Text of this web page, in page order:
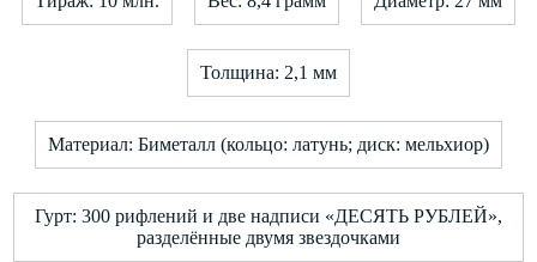
Толщина: 2,1 мм
Материал: Биметалл (кольцо: латунь; диск: мельхиор)
Гурт: 300 рифлений и две надписи «ДЕСЯТЬ РУБЛЕЙ»,
разделённые двумя звездочками